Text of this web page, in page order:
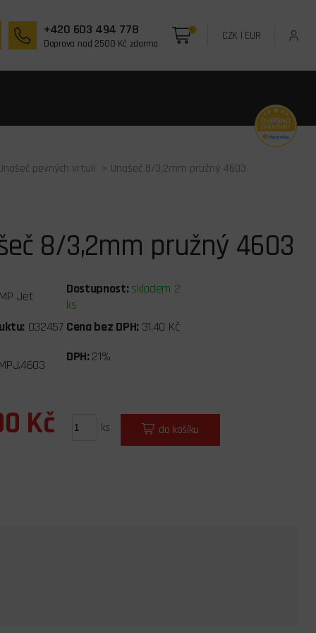
+420 603 494 778
Doprava nad 2500 Kč zdarma
0 CZK | EUR
pevných vrtulí > Unašeč 8/3,2mm pružný 4603
8/3,2mm pružný 4603
Jet Dostupnost: skladem 2
ks
032457 Cena bez DPH: 31,40 Kč
DPH: 21%
Kč ks do košíku